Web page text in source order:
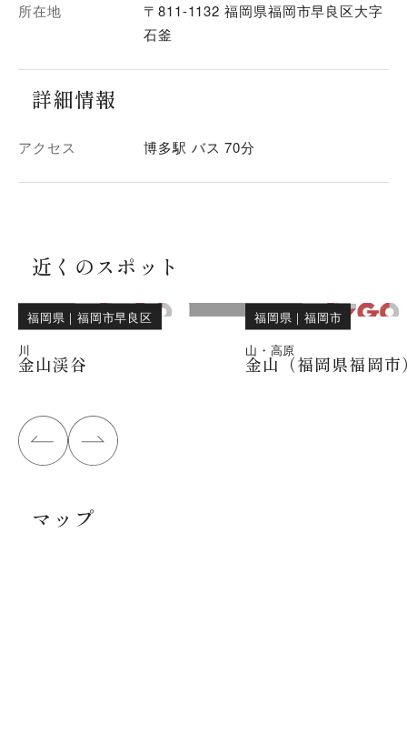
所在地
〒811-1132 福岡県福岡市早良区大字
石釜
詳細情報
アクセス 博多駅 バス 70分
近くのスポット
福岡県 ｜福岡市早良区
川
金山渓谷
福岡県 ｜福岡市
山・高原
金山（福岡県福岡市
マップ